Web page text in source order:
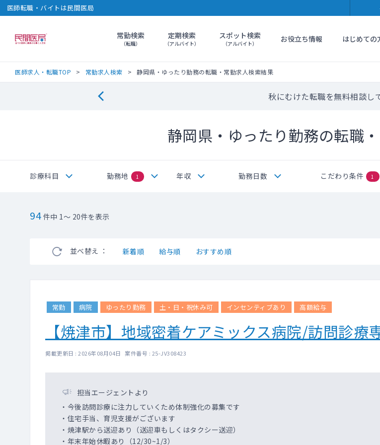
医師転職・バイトは民間医局
民間医局常勤検索
（転職）
定期検索
（アルバイト）
スポット検索
（アルバイト） お役立ち情報 はじめての
医師求人・転職TOP 常勤求人検索 静岡県・ゆったり勤務の転職・常勤求人検索結果
秋にむけた転職を無料相談し
静岡県・ゆったり勤務の転職
診療科目 勤務地 1 年収 勤務日数 こだわり条件 1
94 件中 1～ 20件を表示
並べ替え ： 新着順 給与順 おすすめ順
常勤 病院 ゆったり勤務 土・日・祝休み可 インセンティブあり 高額給与
【焼津市】地域密着ケアミックス病院/訪問診療
掲載更新日 : 2026年08月04日 案件番号 : 25-JV308423
担当エージェントより
・今後訪問診療に注力していくため体制強化の募集です
・住宅手当、育児支援がございます
・焼津駅から送迎あり（送迎車もしくはタクシー送迎）
・年末年始休暇あり（12/30~1/3）